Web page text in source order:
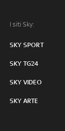
I siti Sky:
SKY SPORT
SKY TG24
SKY VIDEO
SKY ARTE